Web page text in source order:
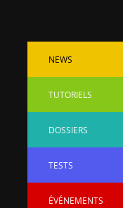
NEWS
TUTORIELS
DOSSIERS
TESTS
ÉVÉNEMENTS